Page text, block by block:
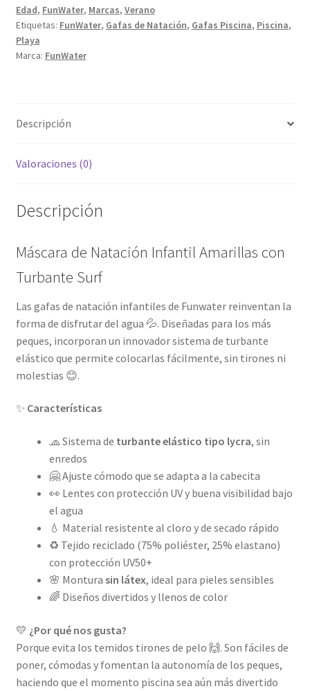
Edad, FunWater, Marcas, Verano
Etiquetas: FunWater, Gafas de Natación, Gafas Piscina, Piscina,
Playa
Marca: FunWater
Descripción
Valoraciones (0)
Descripción
Máscara de Natación Infantil Amarillas con
Turbante Surf
Las gafas de natación infantiles de Funwater reinventan la
forma de disfrutar del agua 💦. Diseñadas para los más
peques, incorporan un innovador sistema de turbante
elástico que permite colocarlas fácilmente, sin tirones ni
molestias 😊.
✨ Características
🧢 Sistema de turbante elástico tipo lycra, sin
enredos
🤗 Ajuste cómodo que se adapta a la cabecita
👀 Lentes con protección UV y buena visibilidad bajo
el agua
💧 Material resistente al cloro y de secado rápido
♻️ Tejido reciclado (75% poliéster, 25% elastano)
con protección UV50+
🌸 Montura sin látex, ideal para pieles sensibles
🌈 Diseños divertidos y llenos de color
💛 ¿Por qué nos gusta?
Porque evita los temidos tirones de pelo 🙌. Son fáciles de
poner, cómodas y fomentan la autonomía de los peques,
haciendo que el momento piscina sea aún más divertido